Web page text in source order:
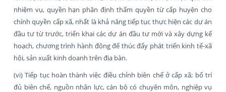
nhiệm vụ, quyền hạn phân định thẩm quyền từ cấp huyện cho
chính quyền cấp xã, nhất là khả năng tiếp tục thực hiện các dự án
đầu tư từ trước, triển khai các dự án đầu tư mới và xây dựng kế
hoạch, chương trình hành động để thúc đẩy phát triển kinh tế-xã
hội, sản xuất kinh doanh trên địa bàn.
(vi) Tiếp tục hoàn thành việc điều chỉnh biên chế ở cấp xã; bố trí
đủ biên chế, nguồn nhân lực, cán bộ có chuyên môn, nghiệp vụ